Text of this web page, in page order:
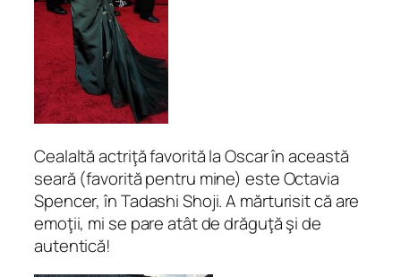
Cealaltă actriţă favorită la Oscar în această
seară (favorită pentru mine) este Octavia
Spencer, în Tadashi Shoji. A mărturisit că are
emoţii, mi se pare atât de drăguţă şi de
autentică!